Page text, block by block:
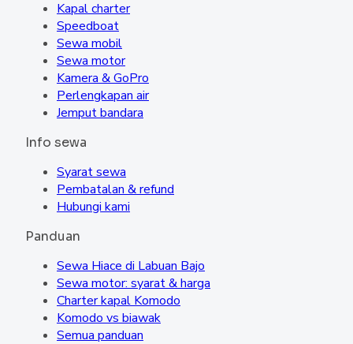
Kapal charter
Speedboat
Sewa mobil
Sewa motor
Kamera & GoPro
Perlengkapan air
Jemput bandara
Info sewa
Syarat sewa
Pembatalan & refund
Hubungi kami
Panduan
Sewa Hiace di Labuan Bajo
Sewa motor: syarat & harga
Charter kapal Komodo
Komodo vs biawak
Semua panduan